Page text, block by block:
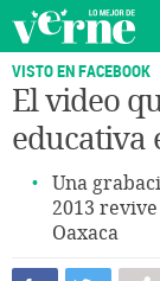
VISTO EN FACEBOOK
El video
educativa
Una
2013
Oaxaca